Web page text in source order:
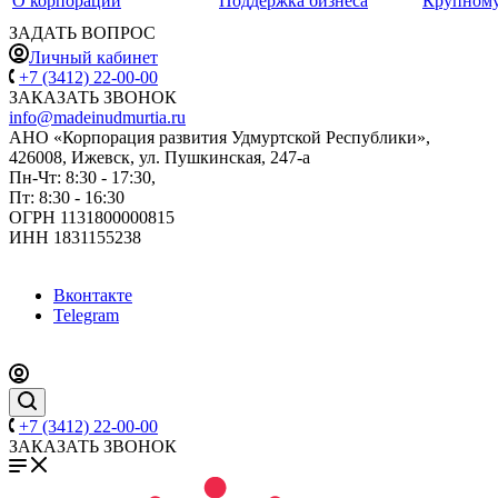
ЗАДАТЬ ВОПРОС
Личный кабинет
+7 (3412) 22-00-00
ЗАКАЗАТЬ ЗВОНОК
info@madeinudmurtia.ru
АНО «Корпорация развития Удмуртской Республики»,
426008, Ижевск, ул. Пушкинская, 247-а
Пн-Чт: 8:30 - 17:30,
Пт: 8:30 - 16:30
ОГРН 1131800000815
ИНН 1831155238
Вконтакте
Telegram
+7 (3412) 22-00-00
ЗАКАЗАТЬ ЗВОНОК